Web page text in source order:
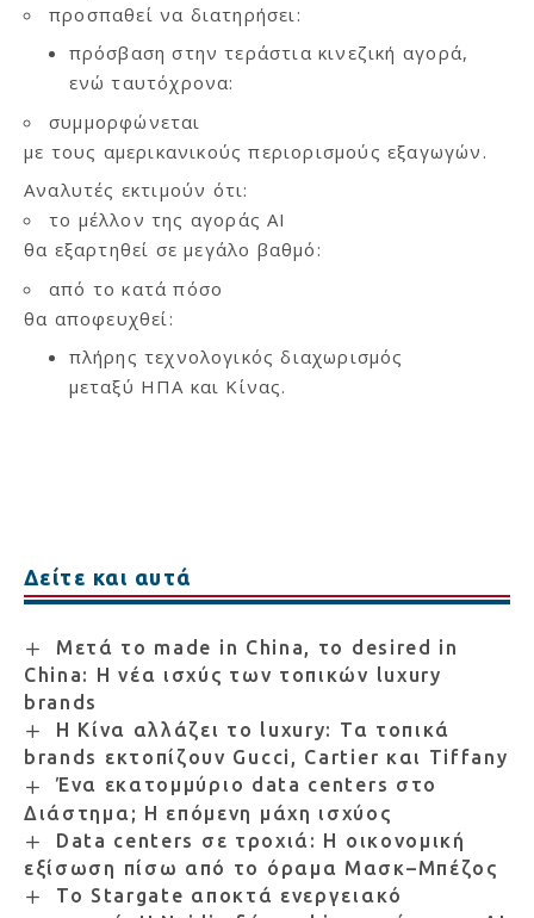
προσπαθεί να διατηρήσει:
πρόσβαση στην τεράστια κινεζική αγορά,
ενώ ταυτόχρονα:
συμμορφώνεται
με τους αμερικανικούς περιορισμούς εξαγωγών.
Αναλυτές εκτιμούν ότι:
το μέλλον της αγοράς AI
θα εξαρτηθεί σε μεγάλο βαθμό:
από το κατά πόσο
θα αποφευχθεί:
πλήρης τεχνολογικός διαχωρισμός
μεταξύ ΗΠΑ και Κίνας.
Δείτε και αυτά
Μετά το made in China, το desired in
China: Η νέα ισχύς των τοπικών luxury
brands
Η Κίνα αλλάζει το luxury: Τα τοπικά
brands εκτοπίζουν Gucci, Cartier και Tiffany
Ένα εκατομμύριο data centers στο
Διάστημα; Η επόμενη μάχη ισχύος
Data centers σε τροχιά: Η οικονομική
εξίσωση πίσω από το όραμα Μασκ–Μπέζος
Το Stargate αποκτά ενεργειακό